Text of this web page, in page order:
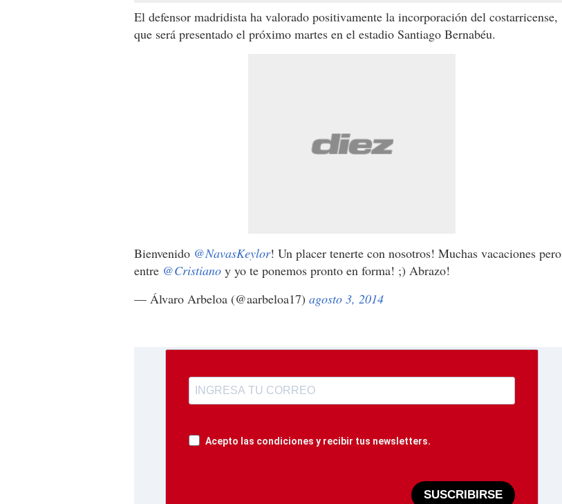
El defensor madridista ha valorado positivamente la incorporación del costarricense,
que será presentado el próximo martes en el estadio Santiago Bernabéu.
Bienvenido @NavasKeylor! Un placer tenerte con nosotros! Muchas vacaciones pero
entre @Cristiano y yo te ponemos pronto en forma! ;) Abrazo!
— Álvaro Arbeloa (@aarbeloa17) agosto 3, 2014
Acepto las condiciones y recibir tus newsletters.
SUSCRIBIRSE